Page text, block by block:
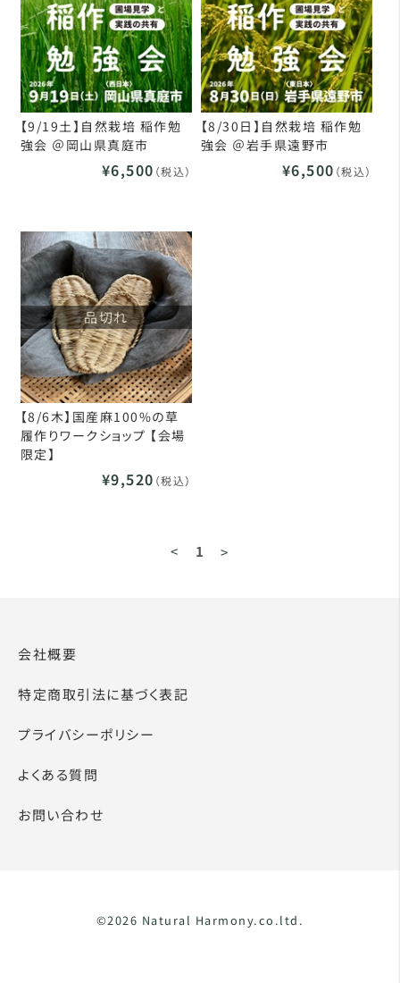
【9/19土】自然栽培 稲作勉
強会 ＠岡山県真庭市
¥6,500 （税込）
【8/30日】自然栽培 稲作勉
強会 ＠岩手県遠野市
¥6,500 （税込）
品切れ
【8/6木】国産麻100%の草
履作りワークショップ 【会場
限定】
¥9,520 （税込）
< 1 >
会社概要
特定商取引法に基づく表記
プライバシーポリシー
よくある質問
お問い合わせ
©2026 Natural Harmony.co.ltd.